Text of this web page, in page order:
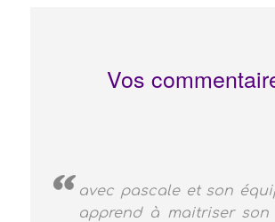
Vos
avec pascale et son
apprend à maitriser son